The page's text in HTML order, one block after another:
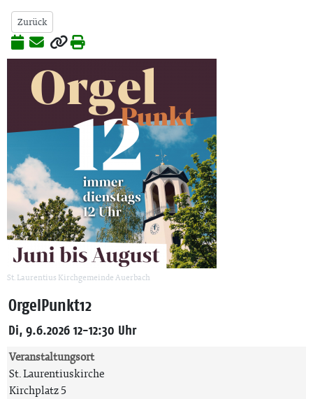
Zurück
St. Laurentius Kirchgemeinde Auerbach
OrgelPunkt12
Di, 9.6.2026 12-12:30 Uhr
Veranstaltungsort
St. Laurentiuskirche
Kirchplatz 5